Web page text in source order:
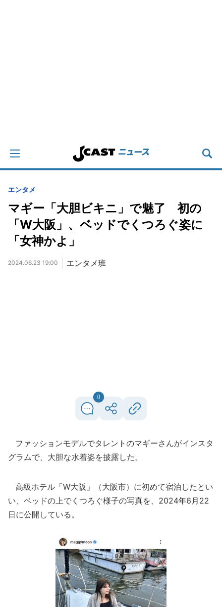
エンタメ
マギー「大胆ビキニ」で魅了 初の
「W大阪」、ベッドでくつろぐ姿に
「女神かよ」
2024.06.23 19:00 エンタメ班
0
ファッションモデルでタレントのマギーさんがインスタ
グラムで、大胆な水着姿を披露した。
高級ホテル「W大阪」（大阪市）に初めて宿泊したとい
い、ベッドの上でくつろぐ様子の写真を、2024年6月22
日に公開している。